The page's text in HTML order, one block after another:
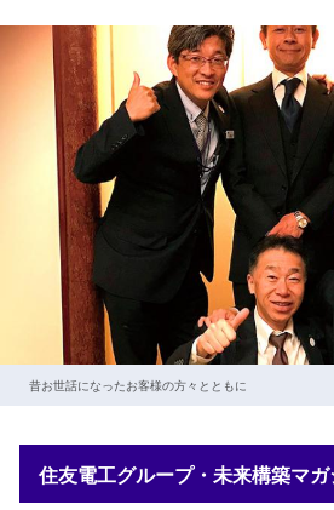
昔お世話になったお客様の方々とともに
住友電工グループ・未来構築マ